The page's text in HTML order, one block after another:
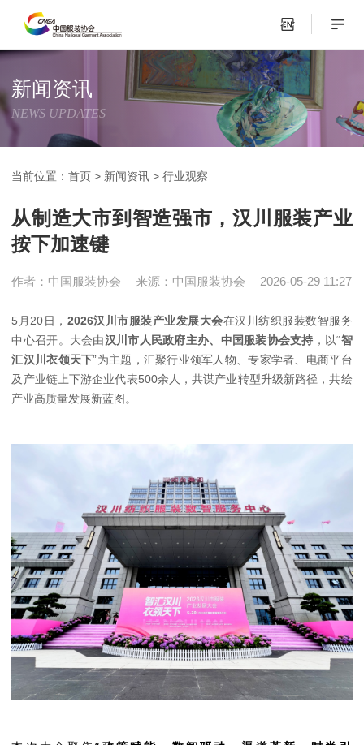
新闻资讯
NEWS UPDATES
当前位置：首页 > 新闻资讯 >行业观察
从制造大市到智造强市，汉川服装产业
按下加速键
作者：中国服装协会 来源：中国服装协会 2026-05-29 11:27
5月20日， 2026汉川市服装产业发展大会在汉川纺织服装数智服务
中心召开。大会由汉川市人民政府主办、中国服装协会支持 ，以“智
汇汉川衣领天下”为主题，汇聚行业领军人物、专家学者、电商平台
及产业链上下游企业代表500余人，共谋产业转型升级新路径，共绘
产业高质量发展新蓝图。